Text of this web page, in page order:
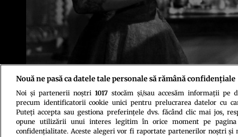
Grace Kelly și Alfred Hitchcock pe platourile de filmare. Sursa foto:
Nouă ne pasă ca datele tale personale să rămână confidențiale
Noi și partenerii noștri 1017stocăm și/sau accesăm informații pe
precum identificatorii cookie unici pentru prelucrarea datelor cu
Puteți accepta sau gestiona preferințele dvs. făcând clic mai jos,
opune utilizării unui interes legitim în orice moment pe
confidențialitate. Aceste alegeri vor fi raportate partenerilor noștri și